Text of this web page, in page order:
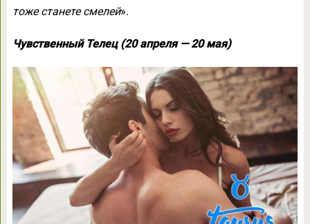
тоже станете смелей».
Чувственный Телец (20 апреля — 20 мая)